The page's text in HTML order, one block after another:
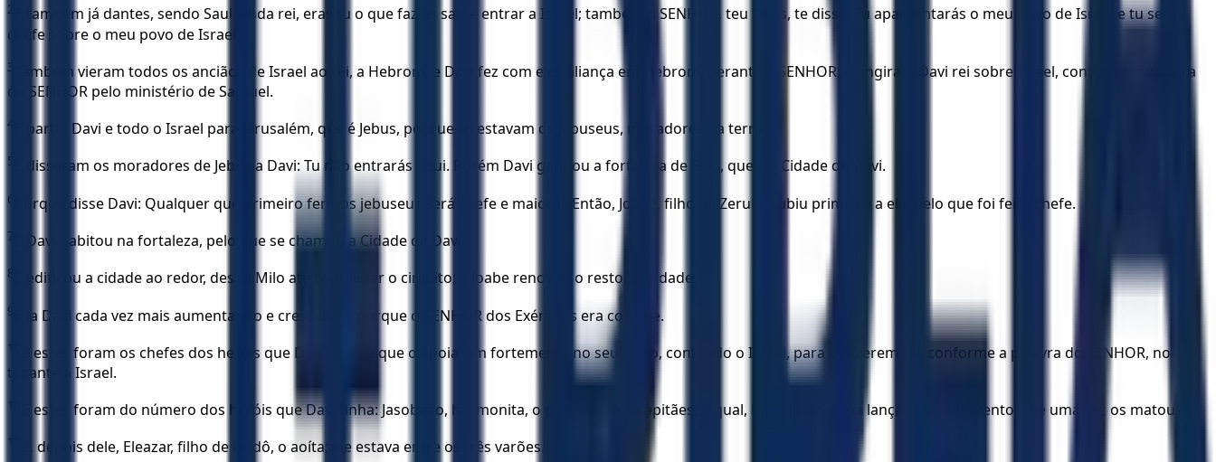
2
E também já dantes, sendo Saul ainda rei, eras tu o que fazias sair e entrar a Israel; também o SENHOR, teu Deus, te disse: Tu apascentarás o meu povo de Israel e tu serás
chefe sobre o meu povo de Israel.
3
Também vieram todos os anciãos de Israel ao rei, a Hebrom, e Davi fez com eles aliança em Hebrom, perante o SENHOR; e ungiram Davi rei sobre Israel, conforme a palavra
do SENHOR pelo ministério de Samuel.
4 E partiu Davi e todo o Israel para Jerusalém, que é Jebus, porque ali estavam os jebuseus, moradores da terra.
5 E disseram os moradores de Jebus a Davi: Tu não entrarás aqui. Porém Davi ganhou a fortaleza de Sião, que é a Cidade de Davi.
6 Porque disse Davi: Qualquer que primeiro ferir os jebuseus será chefe e maioral. Então, Joabe, filho de Zeruia, subiu primeiro a ela, pelo que foi feito chefe.
7 E Davi habitou na fortaleza, pelo que se chamou a Cidade de Davi.
8 E edificou a cidade ao redor, desde Milo até completar o circuito; e Joabe renovou o resto da cidade.
9 E ia Davi cada vez mais aumentando e crescendo, porque o SENHOR dos Exércitos era com ele.
10
E estes foram os chefes dos heróis que Davi tinha e que o apoiaram fortemente no seu reino, com todo o Israel, para o fazerem rei, conforme a palavra do SENHOR, no
tocante a Israel.
11 E estes foram do número dos heróis que Davi tinha: Jasobeão, hacmonita, o principal dos capitães, o qual, brandindo a sua lança contra trezentos, de uma vez os matou.
12 E, depois dele, Eleazar, filho de Dodô, o aoíta; ele estava entre os três varões.